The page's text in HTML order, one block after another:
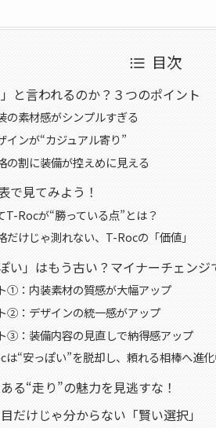
目次
と言われるのか？３つのポイント
素材感がシンプルすぎる
ンが“カジュアル寄り”
割に装備が控えめに見える
で見てみよう！
T-Rocが“勝っている点”とは？
だけじゃ測れない、T-Rocの「価値」
い」はもう古い？マイナーチェン
①：内装素材の質感が大幅アップ
②：デザインの統一感がアップ
③：装備内容の見直しで納得感アップ
は“安っぽい”を脱却し、頼れる相棒へ進
る“走り”の魅力を見逃すな！
だけじゃ分からない「賢い選択」